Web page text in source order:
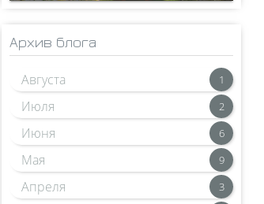
Архив блога
Августа 1
Июля 2
Июня 6
Мая 9
Апреля 3